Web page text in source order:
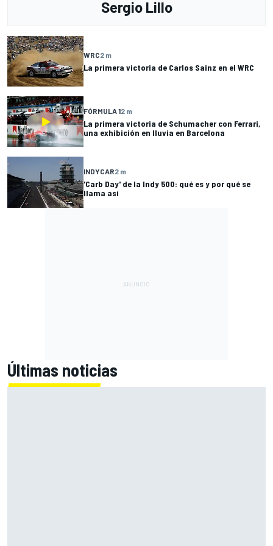
Sergio Lillo
WRC2 m
La primera victoria de Carlos Sainz en el WRC
FÓRMULA 12 m
La primera victoria de Schumacher con Ferrari,
una exhibición en lluvia en Barcelona
INDYCAR2 m
'Carb Day' de la Indy 500: qué es y por qué se
llama así
Últimas noticias